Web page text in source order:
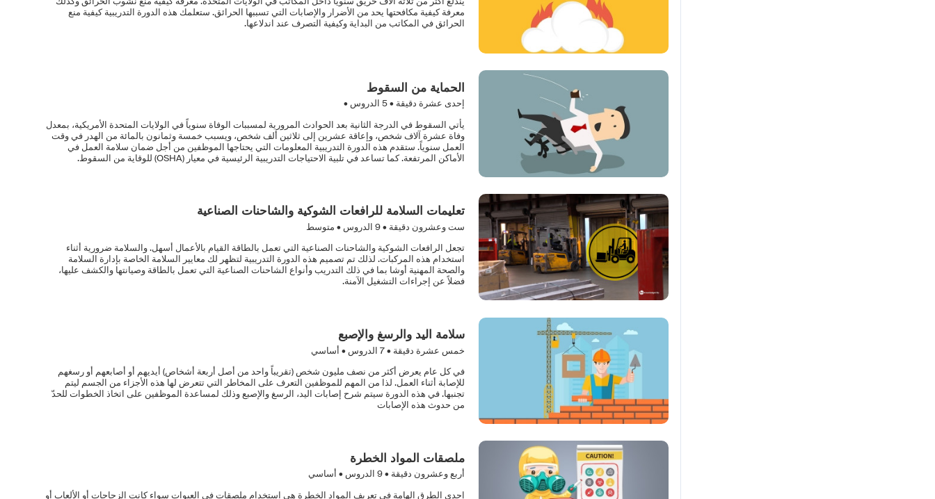
معرفة كيفية مكافحتها يحد من الأضرار والإصابات التي تسببها الحرائق. ستعلمك هذه الدورة التدريبية كيفية منع
الحرائق في المكاتب من البداية وكيفية التصرف عند اندلاعها.
الحماية من السقوط
إحدى عشرة دقيقة •5الدروس •
يأتي السقوط في الدرجة الثانية بعد الحوادث المرورية لمسببات الوفاة سنوياً في الولايات المتحدة الأمريكية، بمعدل
وفاة عشرة آلاف شخص، وإعاقة عشرين إلى ثلاثين ألف شخص، ويسبب خمسة وثمانون بالمائة من الهدر في وقت
العمل سنوياً. ستقدم هذه الدورة التدريبية المعلومات التي يحتاجها الموظفين من أجل ضمان سلامة العمل في
الأماكن المرتفعة. كما تساعد في تلبية الاحتياجات التدريبية الرئيسية في معيار (OSHA) للوقاية من السقوط.
تعليمات السلامة للرافعات الشوكية والشاحنات الصناعية
ست وعشرون دقيقة •9الدروس • متوسط
تجعل الرافعات الشوكية والشاحنات الصناعية التي تعمل بالطاقة القيام بالأعمال أسهل. والسلامة ضرورية أثناء
استخدام هذه المركبات. لذلك تم تصميم هذه الدورة التدريبية لتظهر لك معايير السلامة الخاصة بإدارة السلامة
والصحة المهنية أوشا بما في ذلك التدريب وأنواع الشاحنات الصناعية التي تعمل بالطاقة وصيانتها والكشف عليها،
فضلاً عن إجراءات التشغيل الآمنة.
سلامة اليد والرسغ والإصبع
خمس عشرة دقيقة •7الدروس • أساسي
في كل عام يعرض أكثر من نصف مليون شخص (تقريباً واحد من أصل أربعة أشخاص) أيديهم أو أصابعهم أو رسغهم
للإصابة أثناء العمل. لذا من المهم للموظفين التعرف على المخاطر التي تتعرض لها هذه الأجزاء من الجسم ليتم
تجنبها. في هذه الدورة سيتم شرح إصابات اليد، الرسغ والإصبع وذلك لمساعدة الموظفين على اتخاذ الخطوات للحدّ
من حدوث هذه الإصابات
ملصقات المواد الخطرة
أربع وعشرون دقيقة •9الدروس • أساسي
إحدى الطرق الهامة في تعريف المواد الخطرة هي استخدام ملصقات في العبوات سواء كانت الزجاجات أو الألعاب أو